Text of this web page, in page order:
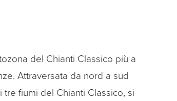
del Chianti Classico più a
Attraversata da nord a sud
fiumi del Chianti Classico, si